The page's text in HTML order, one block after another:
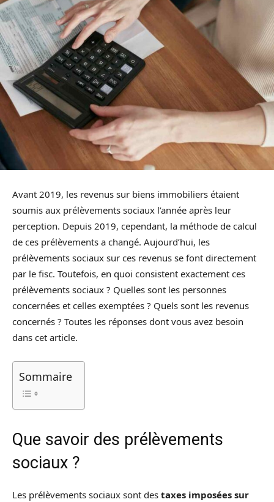
Avant 2019, les revenus sur biens immobiliers étaient
soumis aux prélèvements sociaux l’année après leur
perception. Depuis 2019, cependant, la méthode de calcul
de ces prélèvements a changé. Aujourd’hui, les
prélèvements sociaux sur ces revenus se font directement
par le fisc. Toutefois, en quoi consistent exactement ces
prélèvements sociaux ? Quelles sont les personnes
concernées et celles exemptées ? Quels sont les revenus
concernés ? Toutes les réponses dont vous avez besoin
dans cet article.
Sommaire
Que savoir des prélèvements
sociaux ?
Les prélèvements sociaux sont des taxes imposées sur